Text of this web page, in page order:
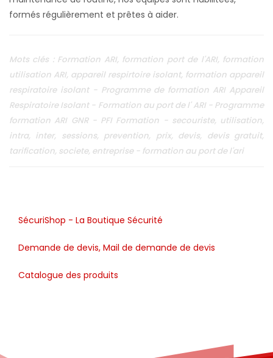
Mots clés : Formation ARI, formation port de l'ARI, formation
utilisation ARI, appareil respirtoire isolant, formation appareil
respiratoire isolant - Programme de formation ARI Appareil
Respiratoire Isolant - Formation au port de l' ARI - Programme
formation ARI GNR - PFI Formation - secouriste, utilisation,
intra, inter, sessions, prevention, prix, devis, devis gratuit,
tarification, societe, entreprise - formation au port de l'ari
SécuriShop - La Boutique Sécurité
Demande de devis, Mail de demande de devis
Catalogue des produits